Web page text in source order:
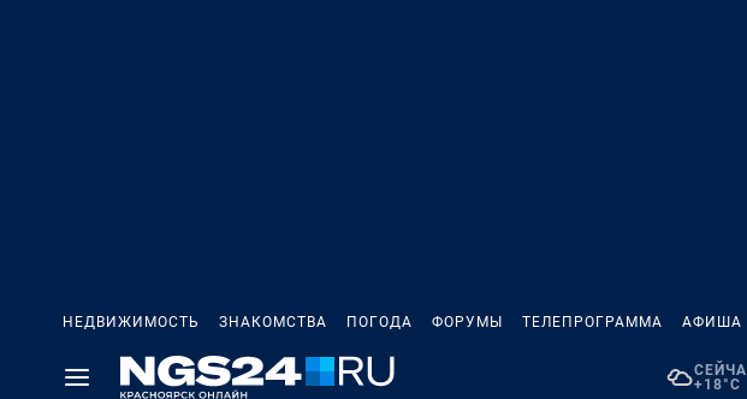
НЕДВИЖИМОСТЬ ЗНАКОМСТВА ПОГОДА ФОРУМЫ ТЕЛЕПРОГРАММА АФИША
+18°C